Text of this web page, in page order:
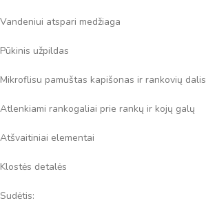
Vandeniui atspari medžiaga
Pūkinis užpildas
Mikroflisu pamuštas kapišonas ir rankovių dalis
Atlenkiami rankogaliai prie rankų ir kojų galų
Atšvaitiniai elementai
Klostės detalės
Sudėtis: